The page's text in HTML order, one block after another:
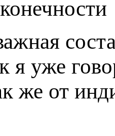
я уже
же от